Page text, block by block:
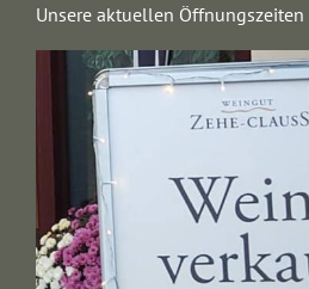
Unsere aktuellen